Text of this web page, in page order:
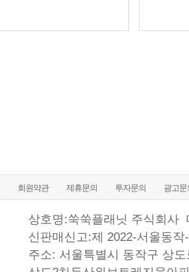
회원약관 제휴문의 투자문의 광고문
상호명:쑥쑥플래닛 주식회사
신판매신고:제 2022-서울동작
주소: 서울특별시 동작구 상